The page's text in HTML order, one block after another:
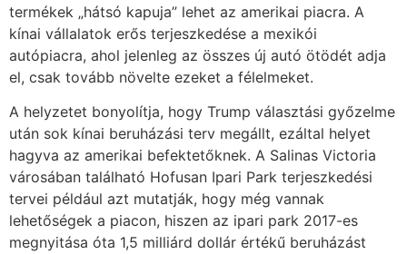
termékek „hátsó kapuja” lehet az amerikai piacra. A
kínai vállalatok erős terjeszkedése a mexikói
autópiacra, ahol jelenleg az összes új autó ötödét adja
el, csak tovább növelte ezeket a félelmeket.
A helyzetet bonyolítja, hogy Trump választási győzelme
után sok kínai beruházási terv megállt, ezáltal helyet
hagyva az amerikai befektetőknek. A Salinas Victoria
városában található Hofusan Ipari Park terjeszkedési
tervei például azt mutatják, hogy még vannak
lehetőségek a piacon, hiszen az ipari park 2017-es
megnyitása óta 1,5 milliárd dollár értékű beruházást